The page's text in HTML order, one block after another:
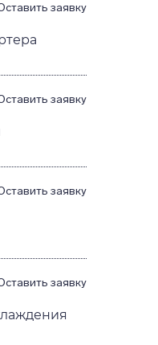
заявку
заявку
заявку
заявку